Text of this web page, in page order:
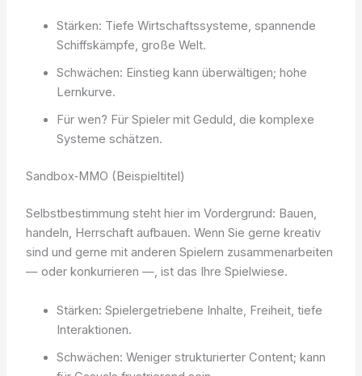
Stärken: Tiefe Wirtschaftssysteme, spannende
Schiffskämpfe, große Welt.
Schwächen: Einstieg kann überwältigen; hohe
Lernkurve.
Für wen? Für Spieler mit Geduld, die komplexe
Systeme schätzen.
Sandbox‑MMO (Beispieltitel)
Selbstbestimmung steht hier im Vordergrund: Bauen,
handeln, Herrschaft aufbauen. Wenn Sie gerne kreativ
sind und gerne mit anderen Spielern zusammenarbeiten
— oder konkurrieren —, ist das Ihre Spielwiese.
Stärken: Spielergetriebene Inhalte, Freiheit, tiefe
Interaktionen.
Schwächen: Weniger strukturierter Content; kann